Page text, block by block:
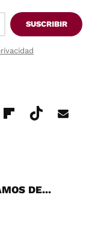
SUSCRIBIR
DE...